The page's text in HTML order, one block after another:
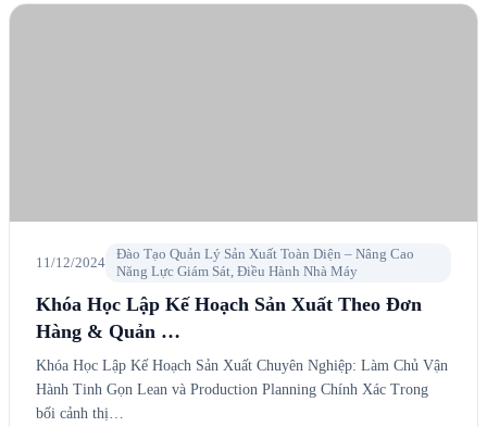
11/12/2024
Đào Tạo Quản Lý Sản Xuất Toàn Diện – Nâng Cao
Năng Lực Giám Sát, Điều Hành Nhà Máy
Khóa Học Lập Kế Hoạch Sản Xuất Theo Đơn
Hàng & Quản …
Khóa Học Lập Kế Hoạch Sản Xuất Chuyên Nghiệp: Làm Chủ Vận
Hành Tinh Gọn Lean và Production Planning Chính Xác Trong
bối cảnh thị…